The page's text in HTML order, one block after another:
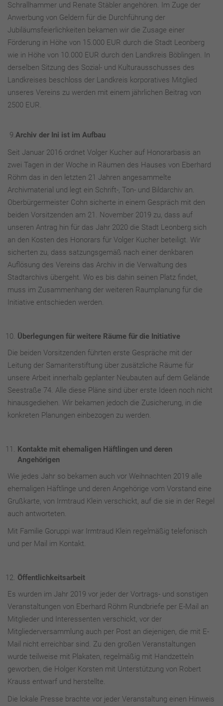
Schrallhammer und Renate Stäbler angehören. Im Zuge der
Anwerbung von Geldern für die Durchführung der
Jubiläumsfeierlichkeiten bekamen wir die Zusage einer
Förderung in Höhe von 15.000 EUR durch die Stadt Leonberg
wie in Höhe von 10.000 EUR durch den Landkreis Böblingen. In
derselben Sitzung des Sozial- und Kulturausschusses des
Landkreises beschloss der Landkreis korporatives Mitglied
unseres Vereins zu werden mit einem jährlichen Beitrag von
2500 EUR.
9.Archiv der Ini ist im Aufbau
Seit Januar 2016 ordnet Volger Kucher auf Honorarbasis an
zwei Tagen in der Woche in Räumen des Hauses von Eberhard
Röhm das in den letzten 21 Jahren angesammelte
Archivmaterial und legt ein Schrift-, Ton- und Bildarchiv an.
Oberbürgermeister Cohn sicherte in einem Gespräch mit den
beiden Vorsitzenden am 21. November 2019 zu, dass auf
unseren Antrag hin für das Jahr 2020 die Stadt Leonberg sich
an den Kosten des Honorars für Volger Kucher beteiligt. Wir
sicherten zu, dass satzungsgemäß nach einer denkbaren
Auflösung des Vereins das Archiv in die Verwaltung des
Stadtarchivs übergeht. Wo es bis dahin seinen Platz findet,
muss im Zusammenhang der weiteren Raumplanung für die
Initiative entschieden werden.
Überlegungen für weitere Räume für die Initiative
Die beiden Vorsitzenden führten erste Gespräche mit der
Leitung der Samariterstiftung über zusätzliche Räume für
unsere Arbeit innerhalb geplanter Neubauten auf dem Gelände
Seestraße 74. Alle diese Pläne sind über erste Ideen noch nicht
hinausgediehen. Wir bekamen jedoch die Zusicherung, in die
konkreten Planungen einbezogen zu werden.
Kontakte mit ehemaligen Häftlingen und deren
Angehörigen
Wie jedes Jahr so bekamen auch vor Weihnachten 2019 alle
ehemaligen Häftlinge und deren Angehörige vom Vorstand eine
Grußkarte, von Irmtraud Klein verschickt, auf die sie in der Regel
auch antworteten.
Mit Familie Goruppi war Irmtraud Klein regelmäßig telefonisch
und per Mail im Kontakt.
Öffentlichkeitsarbeit
Es wurden im Jahr 2019 vor jeder der Vortrags- und sonstigen
Veranstaltungen von Eberhard Röhm Rundbriefe per E-Mail an
Mitglieder und Interessenten verschickt, vor der
Mitgliederversammlung auch per Post an diejenigen, die mit E-
Mail nicht erreichbar sind. Zu den großen Veranstaltungen
wurde teilweise mit Plakaten, regelmäßig mit Handzetteln
geworben, die Holger Korsten mit Unterstützung von Robert
Krauss entwarf und herstellte.
Die lokale Presse brachte vor jeder Veranstaltung einen Hinweis